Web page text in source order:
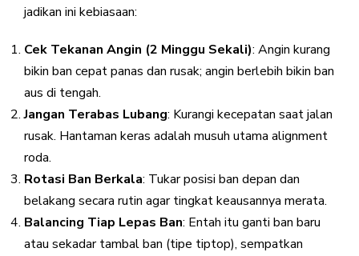
jadikan ini kebiasaan:
Cek Tekanan Angin (2 Minggu Sekali): Angin kurang
bikin ban cepat panas dan rusak; angin berlebih bikin ban
aus di tengah.
Jangan Terabas Lubang: Kurangi kecepatan saat jalan
rusak. Hantaman keras adalah musuh utama alignment
roda.
Rotasi Ban Berkala: Tukar posisi ban depan dan
belakang secara rutin agar tingkat keausannya merata.
Balancing Tiap Lepas Ban: Entah itu ganti ban baru
atau sekadar tambal ban (tipe tiptop), sempatkan